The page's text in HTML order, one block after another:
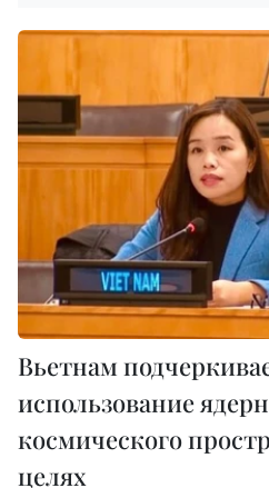
Вьетнам
использование
космического
целях